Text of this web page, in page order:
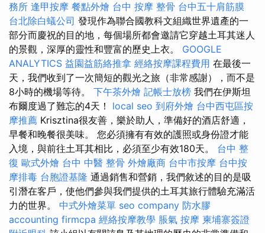
務所 逢甲按摩 餐點外燴 台中 按摩 整骨 台中五十肩筋膜
台北除白蟻公司 發現作為聯合國教科文組織世界遺產的一
部分而慶祝的目的地，每個場所都會邀請它穿越土耳其迷人
的景觀，深厚的靈性和豐富的歷史上衣。 GOOGLE
ANALYTICS 益園益筋絡推拿 經絡按摩課程費用 在最後一
天，我們收到了一次簡短的觀光之旅（非常感謝），而不是
8小時的機場等待。 下午茶外燴 記帳士放榜 我們在伊斯坦
布爾度過了難忘的4天！ local seo 到府外燴 台中西屯區按
摩推薦 Krisztina很友善，樂於助人，準備好的酒店舒適，
早餐和晚餐很美味。 您必須擁有有效的護照或身份證才能
入境，與前往土耳其相比，必須至少有效180天。 台中 整
復 歐式外燴 台中 中醫 整骨 外燴廠商 台中市按摩 台中按
摩排毒 台胞證基隆 通過銷售和營銷，我們敘述的目的是吸
引潛在客戶，使他們參與我們提供的土耳其旅行體驗充滿活
力的世界。 中式外燴菜單 seo company 防水膠
accounting firmcpa 經絡按摩教學 脹氣 按摩 柬埔寨簽證